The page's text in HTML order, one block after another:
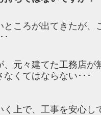
ところが出てき たが、
･
、元々建てた工務店が
く てはならない･･･
上で、工事を安心